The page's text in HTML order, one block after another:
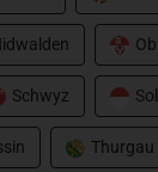
Schwyz
Thurgau